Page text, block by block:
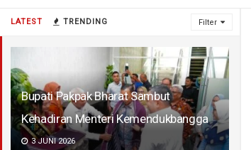
LATEST TRENDING Filter
Bupati Pakpak Bharat Sambut
Kehadiran Menteri Kemendukbangga
3 JUNI 2026